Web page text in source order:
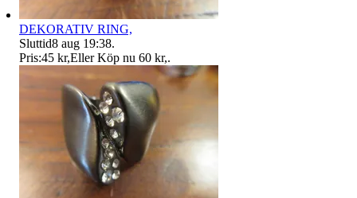
DEKORATIV RING,
Sluttid8 aug 19:38.
Pris:45 kr,Eller Köp nu 60 kr,.